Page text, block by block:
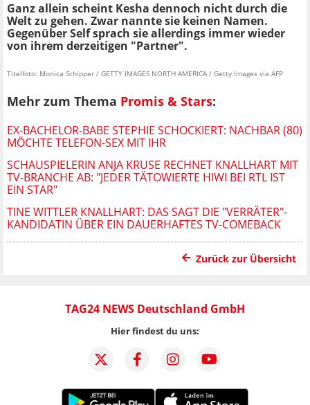
Ganz allein scheint Kesha dennoch nicht durch die
Welt zu gehen. Zwar nannte sie keinen Namen.
Gegenüber Self sprach sie allerdings immer wieder
von ihrem derzeitigen "Partner".
Titelfoto: Monica Schipper / GETTY IMAGES NORTH AMERICA / Getty Images via AFP
Mehr zum Thema Promis & Stars:
EX-BACHELOR-BABE STEPHIE SCHOCKIERT: NACHBAR (80)
MÖCHTE TELEFON-SEX MIT IHR
SCHAUSPIELERIN ANJA KRUSE RECHNET KNALLHART MIT
TV-BRANCHE AB: "JEDER TÄTOWIERTE HIWI BEI RTL IST
EIN STAR"
TINE WITTLER KNALLHART: DAS SAGT DIE "VERRÄTER"-
KANDIDATIN ÜBER EIN DAUERHAFTES TV-COMEBACK
Zurück zur Übersicht
TAG24 NEWS Deutschland GmbH
Hier findest du uns: